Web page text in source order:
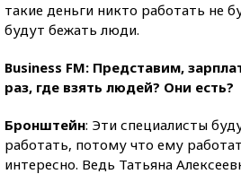
такие деньги никто работать не
будут бежать люди.
Business FM: Представим,
раз, где взять людей? Они есть?
Бронштейн: Эти специалисты
работать, потому что ему
интересно. Ведь Татьяна